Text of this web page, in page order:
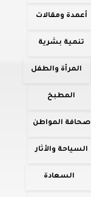
أعمدة ومقالات
تنمية بشرية
المرأة والطفل
المطبخ
صحافة المواطن
السياحة والأثار
السعادة